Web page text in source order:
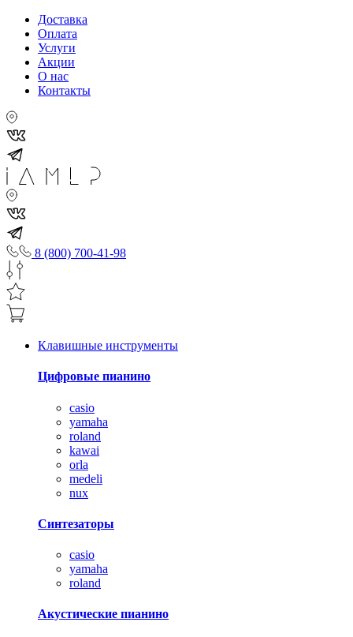
Доставка
Оплата
Услуги
Акции
О нас
Контакты
8 (800) 700-41-98
Клавишные инструменты
Цифровые пианино
casio
yamaha
roland
kawai
orla
medeli
nux
Синтезаторы
casio
yamaha
roland
Акустические пианино